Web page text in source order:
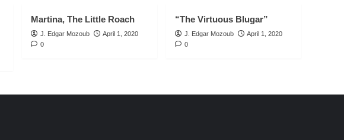
Martina, The Little Roach
J. Edgar Mozoub
April 1, 2020
0
“The Virtuous Blugar”
J. Edgar Mozoub
April 1, 2020
0